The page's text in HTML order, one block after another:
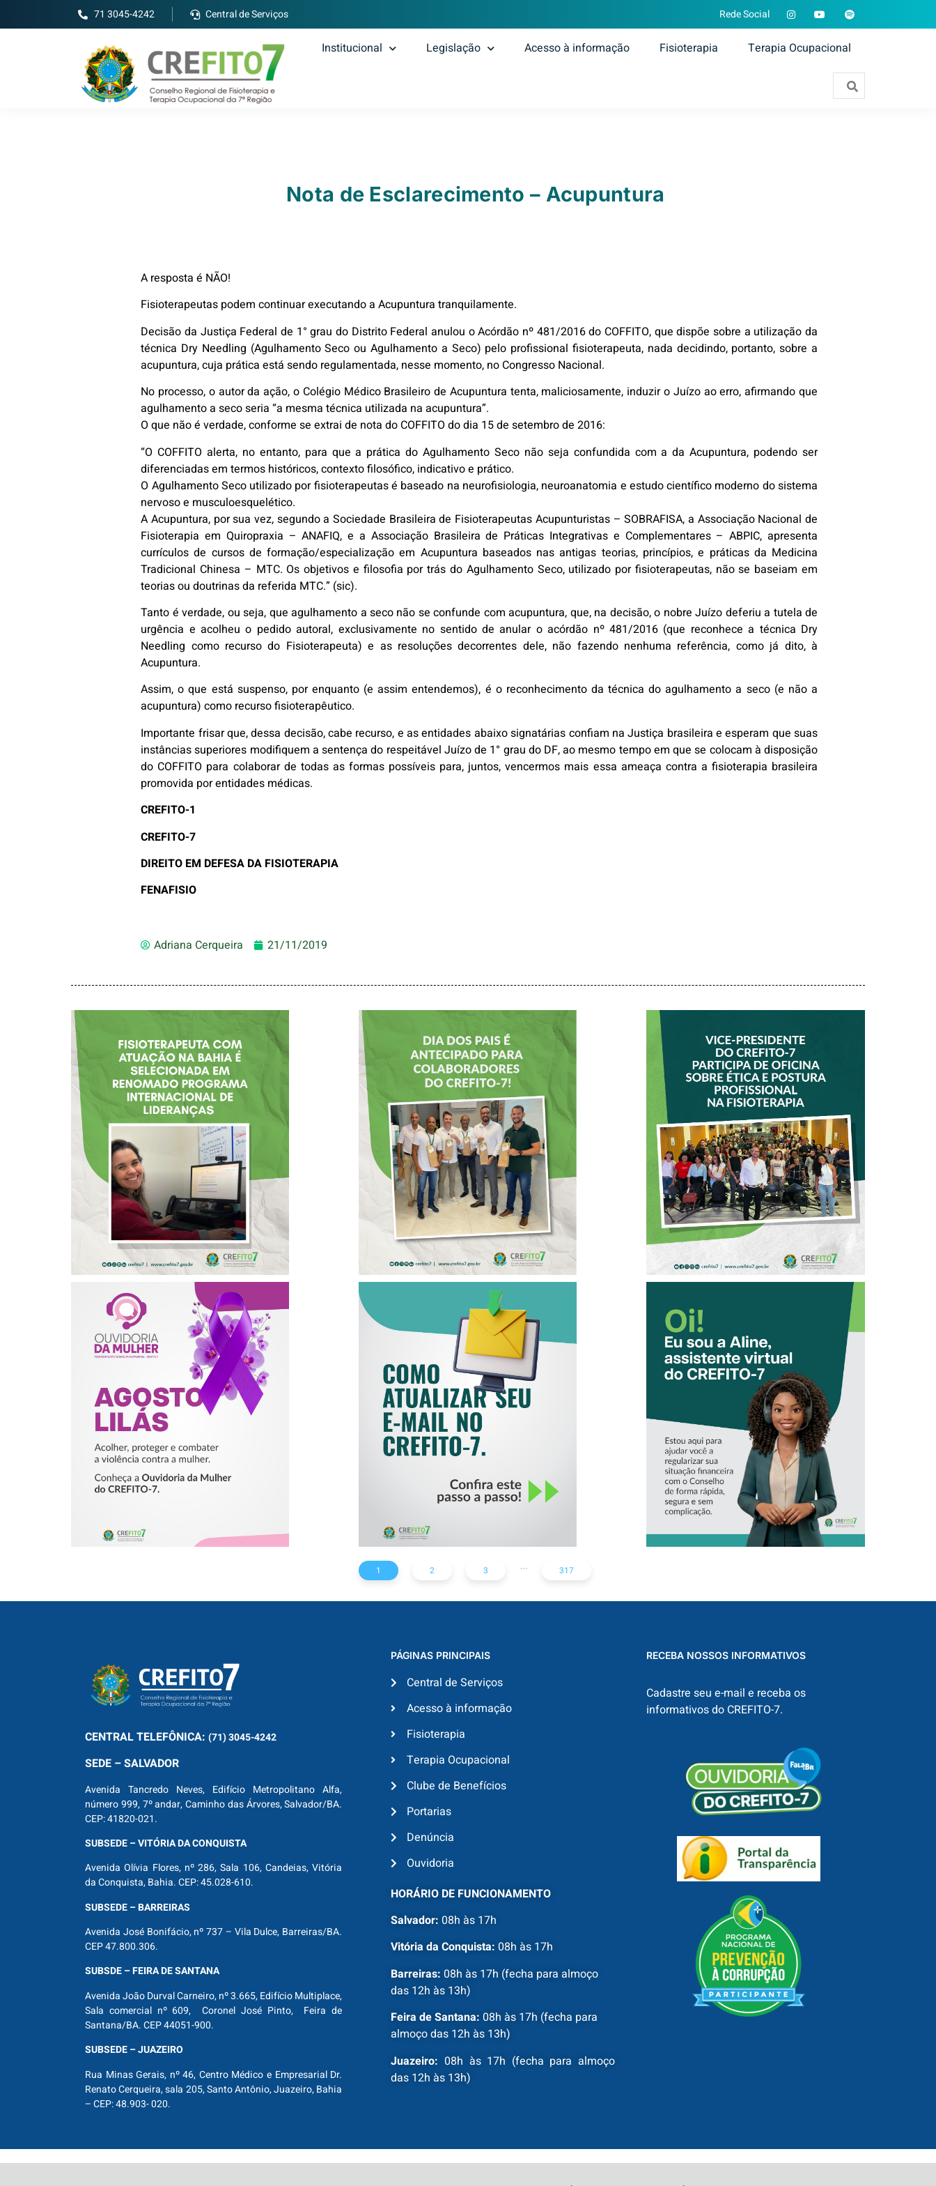
71 3045-4242 Central de Serviços Rede Social
Institucional Legislação Acesso à informação Fisioterapia Terapia Ocupacional
Nota de Esclarecimento – Acupuntura
A resposta é NÃO!
Fisioterapeutas podem continuar executando a Acupuntura tranquilamente.
Decisão da Justiça Federal de 1° grau do Distrito Federal anulou o Acórdão nº 481/2016 do COFFITO, que dispõe sobre a utilização da
técnica Dry Needling (Agulhamento Seco ou Agulhamento a Seco) pelo profissional fisioterapeuta, nada decidindo, portanto, sobre a
acupuntura, cuja prática está sendo regulamentada, nesse momento, no Congresso Nacional.
No processo, o autor da ação, o Colégio Médico Brasileiro de Acupuntura tenta, maliciosamente, induzir o Juízo ao erro, afirmando que
agulhamento a seco seria “a mesma técnica utilizada na acupuntura”.
O que não é verdade, conforme se extrai de nota do COFFITO do dia 15 de setembro de 2016:
“O COFFITO alerta, no entanto, para que a prática do Agulhamento Seco não seja confundida com a da Acupuntura, podendo ser
diferenciadas em termos históricos, contexto filosófico, indicativo e prático.
O Agulhamento Seco utilizado por fisioterapeutas é baseado na neurofisiologia, neuroanatomia e estudo científico moderno do sistema
nervoso e musculoesquelético.
A Acupuntura, por sua vez, segundo a Sociedade Brasileira de Fisioterapeutas Acupunturistas – SOBRAFISA, a Associação Nacional de
Fisioterapia em Quiropraxia – ANAFIQ, e a Associação Brasileira de Práticas Integrativas e Complementares – ABPIC, apresenta
currículos de cursos de formação/especialização em Acupuntura baseados nas antigas teorias, princípios, e práticas da Medicina
Tradicional Chinesa – MTC. Os objetivos e filosofia por trás do Agulhamento Seco, utilizado por fisioterapeutas, não se baseiam em
teorias ou doutrinas da referida MTC.” (sic).
Tanto é verdade, ou seja, que agulhamento a seco não se confunde com acupuntura, que, na decisão, o nobre Juízo deferiu a tutela de
urgência e acolheu o pedido autoral, exclusivamente no sentido de anular o acórdão nº 481/2016 (que reconhece a técnica Dry
Needling como recurso do Fisioterapeuta) e as resoluções decorrentes dele, não fazendo nenhuma referência, como já dito, à
Acupuntura.
Assim, o que está suspenso, por enquanto (e assim entendemos), é o reconhecimento da técnica do agulhamento a seco (e não a
acupuntura) como recurso fisioterapêutico.
Importante frisar que, dessa decisão, cabe recurso, e as entidades abaixo signatárias confiam na Justiça brasileira e esperam que suas
instâncias superiores modifiquem a sentença do respeitável Juízo de 1° grau do DF, ao mesmo tempo em que se colocam à disposição
do COFFITO para colaborar de todas as formas possíveis para, juntos, vencermos mais essa ameaça contra a fisioterapia brasileira
promovida por entidades médicas.
CREFITO-1
CREFITO-7
DIREITO EM DEFESA DA FISIOTERAPIA
FENAFISIO
Adriana Cerqueira 21/11/2019
FISIOTERAPEUTA
COM ATUAÇÃO NA
BAHIA É
SELECIONADA EM
RENOMADO
PROGRAMA
INTERNACIONAL
DE LIDERANÇAS
DIA DOS PAIS É
ANTECIPADO
PARA
COLABORADORES
DO CREFITO-7
VICE-PRESIDENTE
DO CREFITO-7
PARTICIPA DE
OFICINA SOBRE
ÉTICA E POSTURA
PROFISSIONAL NA
FISIOTERAPIA
AGOSTO LILÁS –
ACOLHER,
PROTEGER E
COMBATER A
VIOLÊNCIA
CONTRA A
MULHER
COMO ATUALIZAR
SEU E-MAIL NO
CREFITO-7
CONHEÇA A
‘ALINE’,
ASSISTENTE
VIRTUAL DO
CREFITO-7
1 2 3 ... 317
CENTRALTELEFÔNICA: (71) 3045-4242
SEDE – SALVADOR
Avenida Tancredo Neves, Edifício Metropolitano Alfa,
número 999, 7º andar, Caminho das Árvores, Salvador/BA.
CEP: 41820-021.
SUBSEDE – VITÓRIA DA CONQUISTA
Avenida Olívia Flores, nº 286, Sala 106, Candeias, Vitória
da Conquista, Bahia. CEP: 45.028-610.
SUBSEDE – BARREIRAS
Avenida José Bonifácio, nº 737 – Vila Dulce, Barreiras/BA.
CEP 47.800.306.
SUBSDE – FEIRA DE SANTANA
Avenida João Durval Carneiro, nº 3.665, Edifício Multiplace,
Sala comercial nº 609, Coronel José Pinto, Feira de
Santana/BA. CEP 44051-900.
SUBSEDE – JUAZEIRO
Rua Minas Gerais, nº 46, Centro Médico e Empresarial Dr.
Renato Cerqueira, sala 205, Santo Antônio, Juazeiro, Bahia
– CEP: 48.903- 020.
PÁGINAS PRINCIPAIS
Central de Serviços
Acesso à informação
Fisioterapia
Terapia Ocupacional
Clube de Benefícios
Portarias
Denúncia
Ouvidoria
HORÁRIO DE FUNCIONAMENTO
Salvador: 08h às 17h
Vitória da Conquista: 08h às 17h
Barreiras: 08h às 17h (fecha para almoço
das 12h às 13h)
Feira de Santana: 08h às 17h (fecha para
almoço das 12h às 13h)
Juazeiro: 08h às 17h (fecha para almoço
das 12h às 13h)
RECEBA NOSSOS INFORMATIVOS
Cadastre seu e-mail e receba os
informativos do CREFITO-7.